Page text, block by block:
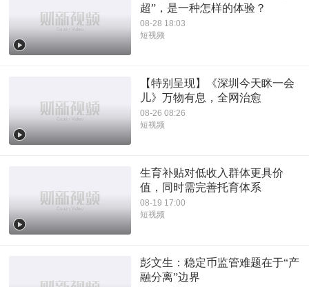
超”，是一种怎样的体验？
08-28 18:03
短视频
【特别呈现】《深圳今天眯一会
儿》万物有息，全网治愈
08-26 08:26
短视频
生育补贴对低收入群体更具价
值，同时需完善托育体系
08-19 17:00
短视频
彭文生：稳定币监管难题在于“产
融分离”边界